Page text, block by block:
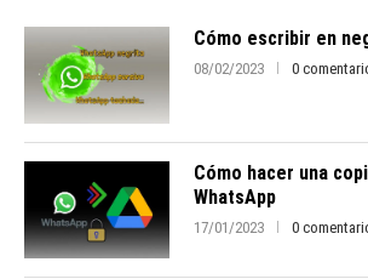
Cómo escribir en
08/02/2023 0
Cómo hacer una
WhatsApp
17/01/2023 0